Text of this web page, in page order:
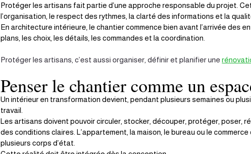
Protéger les artisans fait partie d’une approche responsable du projet.
l’organisation, le respect des rythmes, la clarté des informations et la
En architecture intérieure, le chantier commence bien avant l’arrivée des
plans, les choix, les détails, les commandes et la coordination.
Protéger les artisans, c’est aussi organiser, définir et planifier une
Penser le chantier comme un
Un intérieur en transformation devient, pendant plusieurs semaines ou
travail.
Les artisans doivent pouvoir circuler, stocker, découper, protéger, poser,
des conditions claires. L’appartement, la maison, le bureau ou le
plusieurs corps d’état.